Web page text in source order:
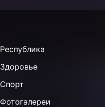
Республика
Здоровье
Спорт
Фотогалереи